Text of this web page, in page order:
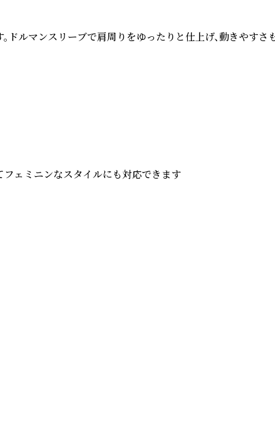
ルマンスリーブで肩周りをゆったりと仕上げ、動きやすさ
フェミニンなスタイルにも対応できます